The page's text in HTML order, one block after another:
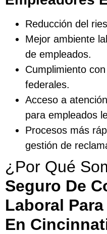
Reducción del
Mejor ambiente
de empleados.
Cumplimiento
federales.
Acceso a
para empleados
Procesos más
gestión de
¿Por Qué
Seguro De
Laboral
En